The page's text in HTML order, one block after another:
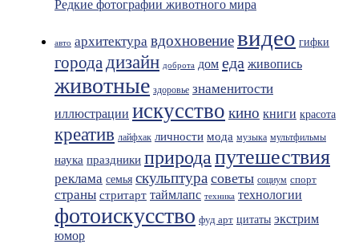
Редкие фотографии животного мира
авто архитектура вдохновениевидео гифки
городадизайн доброта дом еда живопись
животные здоровье знаменитости
иллюстрации искусство кино книги красота
креатив лайфхак личности мода музыка мультфильмы
наука праздники природапутешествия
реклама семья скульптура советы социум спорт
страны стритарт таймлапс техника технологии
фотоискусство фуд арт цитаты экстрим
юмор